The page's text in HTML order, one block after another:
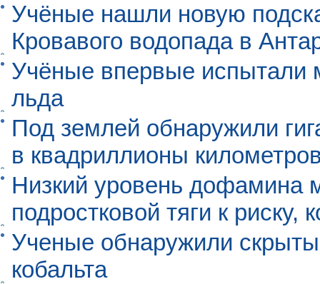
Учёные нашли новую
Кровавого водопада в
Учёные впервые испытали
льда
Под землей обнаружили
в квадриллионы
Низкий уровень дофамина
подростковой тяги к риску,
Ученые обнаружили
кобальта